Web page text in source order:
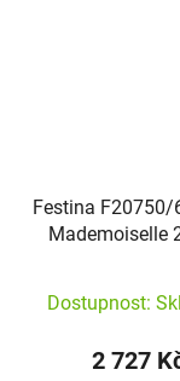
Festina F20750/6
Mademoiselle
Dostupnost:
2 727